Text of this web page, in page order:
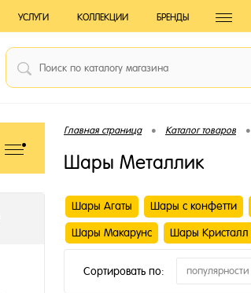
УСЛУГИ КОЛЛЕКЦИИ БРЕНДЫ
Главная страница • Каталог товаров •
Шары Металлик
Шары Агаты Шары с конфетти
Шары Макарунс Шары Кристалл
Сортировать по: популярности